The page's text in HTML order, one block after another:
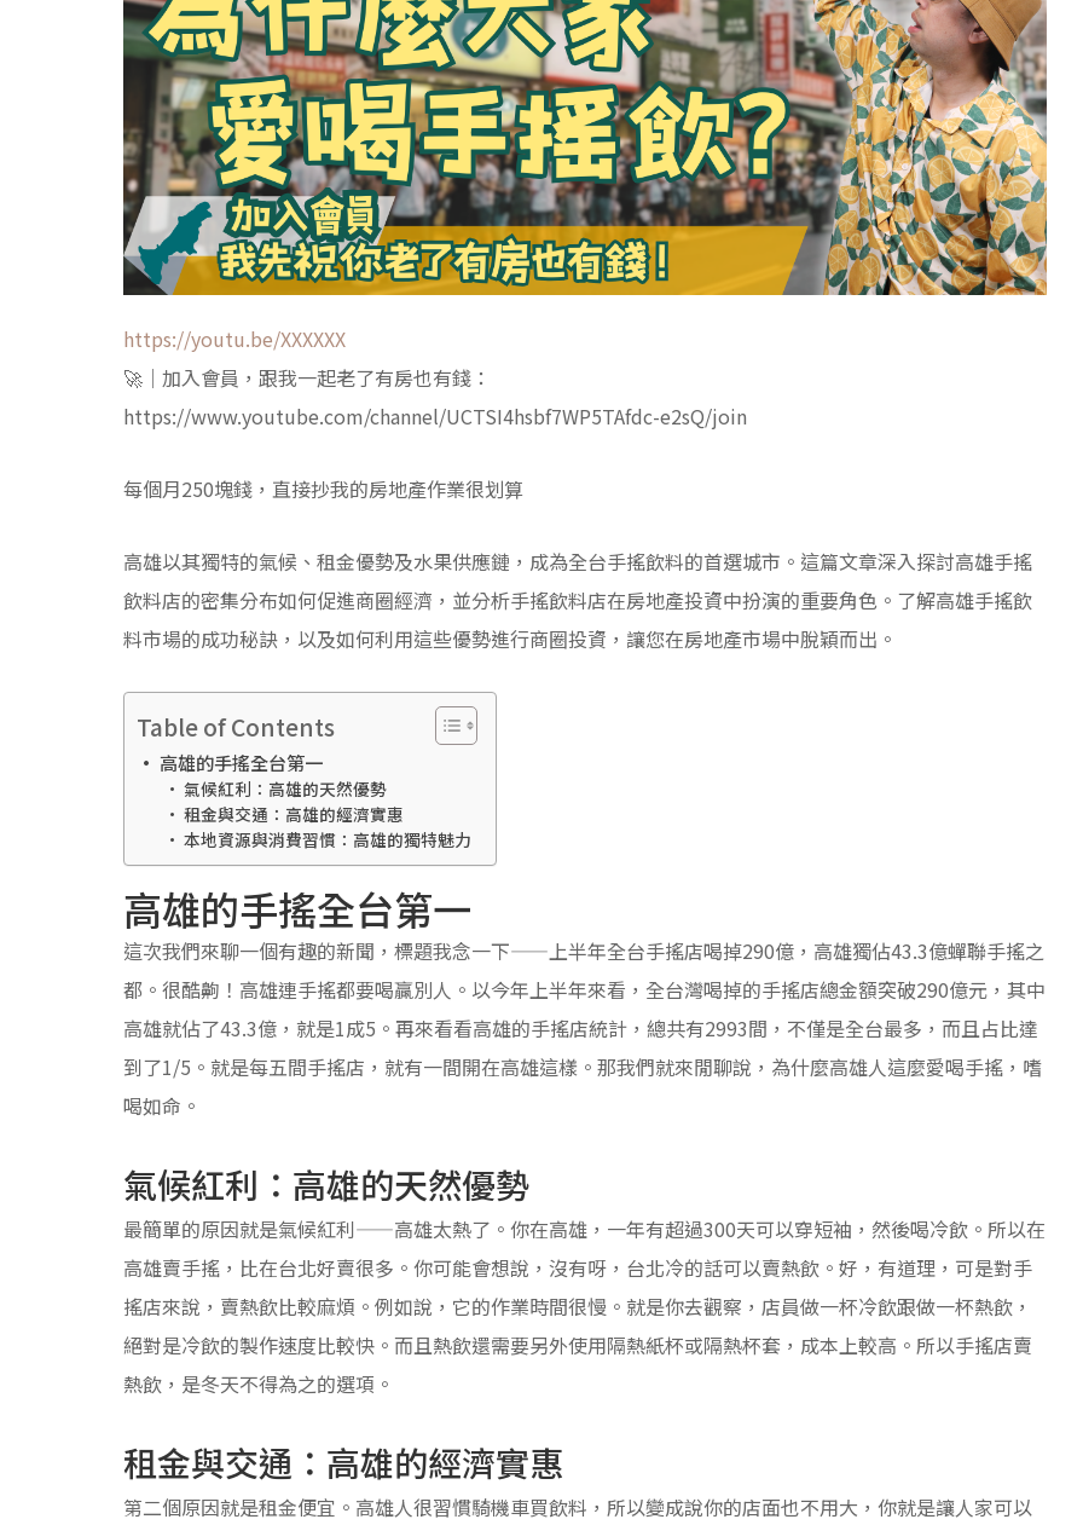
https://youtu.be/XXXXXX
🚀｜加入會員，跟我一起老了有房也有錢：
https://www.youtube.com/channel/UCTSI4hsbf7WP5TAfdc-e2sQ/join
每個月250塊錢，直接抄我的房地產作業很划算
高雄以其獨特的氣候、租金優勢及水果供應鏈，成為全台手搖飲料的首選城市。這篇文章深入探討高雄手搖
飲料店的密集分布如何促進商圈經濟，並分析手搖飲料店在房地產投資中扮演的重要角色。了解高雄手搖飲
料市場的成功秘訣，以及如何利用這些優勢進行商圈投資，讓您在房地產市場中脫穎而出。
Table of Contents
高雄的手搖全台第一
氣候紅利：高雄的天然優勢
租金與交通：高雄的經濟實惠
本地資源與消費習慣：高雄的獨特魅力
高雄的手搖全台第一
這次我們來聊一個有趣的新聞，標題我念一下——上半年全台手搖店喝掉290億，高雄獨佔43.3億蟬聯手搖之
都。很酷齁！高雄連手搖都要喝贏別人。以今年上半年來看，全台灣喝掉的手搖店總金額突破290億元，其中
高雄就佔了43.3億，就是1成5。再來看看高雄的手搖店統計，總共有2993間，不僅是全台最多，而且占比達
到了1/5。就是每五間手搖店，就有一間開在高雄這樣。那我們就來閒聊說，為什麼高雄人這麼愛喝手搖，嗜
喝如命。
氣候紅利：高雄的天然優勢
最簡單的原因就是氣候紅利——高雄太熱了。你在高雄，一年有超過300天可以穿短袖，然後喝冷飲。所以在
高雄賣手搖，比在台北好賣很多。你可能會想說，沒有呀，台北冷的話可以賣熱飲。好，有道理，可是對手
搖店來說，賣熱飲比較麻煩。例如說，它的作業時間很慢。就是你去觀察，店員做一杯冷飲跟做一杯熱飲，
絕對是冷飲的製作速度比較快。而且熱飲還需要另外使用隔熱紙杯或隔熱杯套，成本上較高。所以手搖店賣
熱飲，是冬天不得為之的選項。
租金與交通：高雄的經濟實惠
第二個原因就是租金便宜。高雄人很習慣騎機車買飲料，所以變成說你的店面也不用大，你就是讓人家可以